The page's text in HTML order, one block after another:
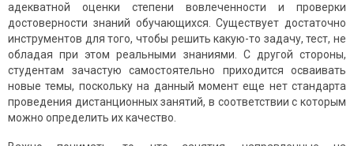
адекватной оценки степени вовлеченности и проверки
достоверности знаний обучающихся. Существует достаточно
инструментов для того, чтобы решить какую-то задачу, тест, не
обладая при этом реальными знаниями. С другой стороны,
студентам зачастую самостоятельно приходится осваивать
новые темы, поскольку на данный момент еще нет стандарта
проведения дистанционных занятий, в соответствии с которым
можно определить их качество.